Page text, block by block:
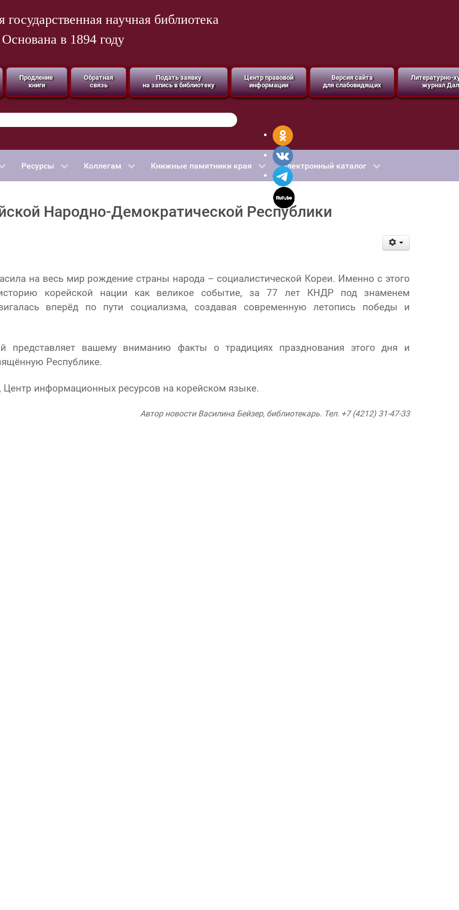
государственная научная библиотека
Основана в 1894 году
Продление
книги
Обратная
связь
Подать заявку
на запись в библиотеку
Центр правовой
информации
Версия сайта
для слабовидящих
Литературно-
журнал
Ресурсы Коллегам Книжные памятники края Электронный каталог
Народно-Демократической Республики
на весь мир рождение страны народа – социалистической Кореи. Именно с этого
корейской нации как великое событие, за 77 лет КНДР под знаменем
вперёд по пути социализма, создавая современную летопись победы и
представляет вашему вниманию факты о традициях празднования этого дня и
Республике.
Центр информационных ресурсов на корейском языке.
Автор новости Василина Бейзер, библиотекарь. Тел. +7 (4212) 31-47-33